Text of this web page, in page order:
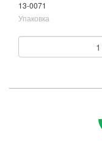
13-0071
Упаковка